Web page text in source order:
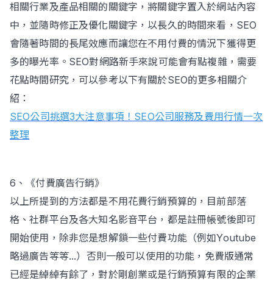
相關行業及產品相關的關鍵字，將關鍵字置入於網站內容
中，並隨時修正及優化關鍵字，以長久的時間來看，SEO
會隨著時間的長尾效應而讓您在不用付費的情況下獲得更
多的曝光率。SEO對網路新手來說可能會有點複雜，需要
花點時間研究，可以參考以下有關於SEO的更多相關介
紹：
SEO公司挑選3大注意事項！SEO公司服務及費用行情一次
整理
6、《付費廣告行銷》
以上所提到的方法都是不用花費行銷預算的，目前部落
格、社群平台及各大知名影音平台，都是註冊帳號後即可
開始使用，除非您是想解鎖一些付費功能（例如Youtube
略過廣告等等...）否則一般可以使用的功能，免費版通常
已經是綽綽有餘了，對於剛創業或是行銷預算有限的企業